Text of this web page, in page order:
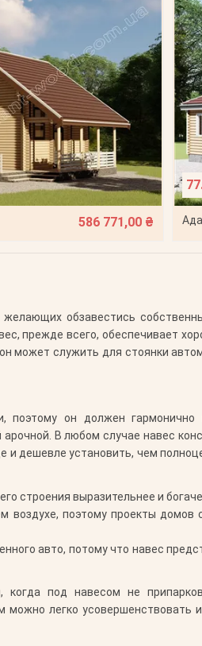
586 771,00 ₴
обзавестись
прежде всего, обеспечивает
может служить для стоянки
он должен гармонично
В любом случае навес
дешевле установить, чем
строения выразительнее и
поэтому проекты домов
авто, потому что навес
под навесом не
легко усовершенствовать